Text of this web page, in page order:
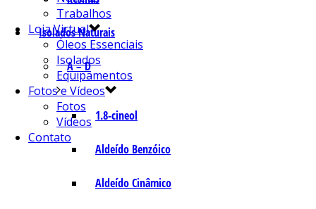
Isolados Naturais
A – D
1.8-cineol
Aldeído Benzóico
Aldeído Cinâmico
Trabalhos
Loja Virtual
Óleos Essenciais
Isolados
Equipamentos
Fotos e Vídeos
Fotos
Vídeos
Contato